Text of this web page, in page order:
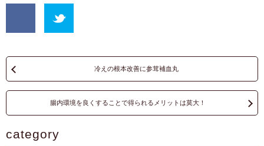
冷えの根本改善に参茸補血丸
腸内環境を良くすることで得られるメリットは莫大！
category